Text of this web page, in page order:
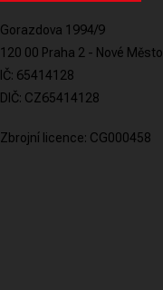
Gorazdova 1994/9
120 00 Praha 2 - Nové Město
IČ: 65414128
DIČ: CZ65414128
Zbrojní licence: CG000458